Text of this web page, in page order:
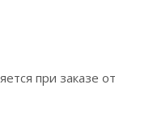
при заказе от